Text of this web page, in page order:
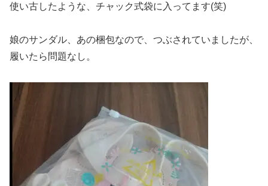
使い古したような、チャック式袋に入ってます(笑)
娘のサンダル、あの梱包なので、つぶされていましたが、
履いたら問題なし。